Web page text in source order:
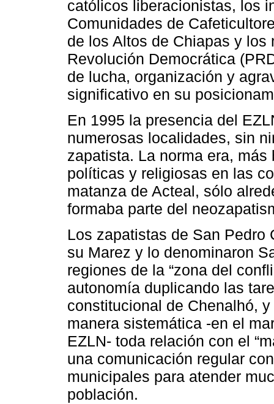
católicos liberacionistas, los
Comunidades de
de los Altos de Chiapas y
Revolución Democrática
de lucha, organización y
significativo en su
En 1995 la presencia del
numerosas localidades, sin
zapatista. La norma era,
políticas y religiosas en las
matanza de Acteal, sólo
formaba parte del
Los zapatistas de San Pedro
su Marez y lo denominaron
regiones de la “zona del
autonomía duplicando las
constitucional de Chenalhó,
manera sistemática -en el
EZLN- toda relación con el
una comunicación regular
municipales para atender
población.